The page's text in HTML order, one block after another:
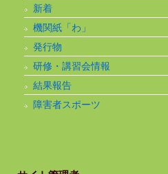
新着
機関紙「わ」
発行物
研修・講習会情報
結果報告
障害者スポーツ